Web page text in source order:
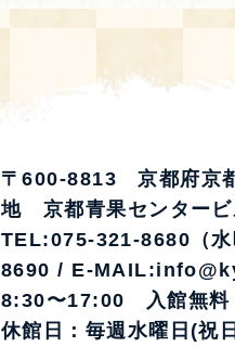
〒600-8813 京都府京
地 京都青果センタービ
TEL:075-321-8680（
8690 / E-
8:30〜17:00 入館無料
休館日：毎週水曜日(祝